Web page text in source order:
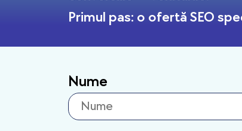
Primul pas: o ofertă SEO
Nume